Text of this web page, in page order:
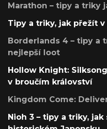
Marathon – tipy a triky
Tipy a triky, jak přežít
Borderlands 4 – tipy a
nejlepší loot
Hollow Knight:
v broučím království
Kingdom Come:
Nioh 3 – tipy a triky,